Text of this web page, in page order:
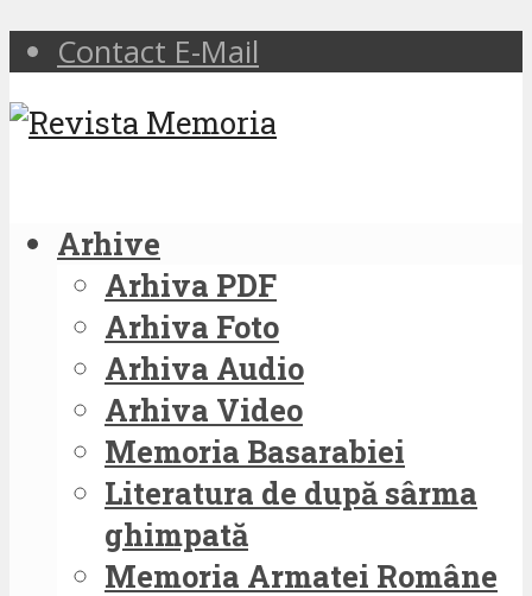
Contact E-Mail
Arhive
Arhiva PDF
Arhiva Foto
Arhiva Audio
Arhiva Video
Memoria Basarabiei
Literatura de după sârma
ghimpată
Memoria Armatei Române